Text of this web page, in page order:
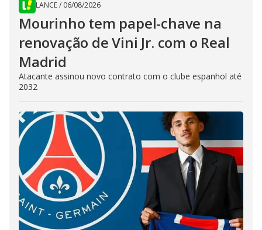
LANCE/ 06/08/2026
Mourinho tem papel-chave na
renovação de Vini Jr. com o Real
Madrid
Atacante assinou novo contrato com o clube espanhol até
2032